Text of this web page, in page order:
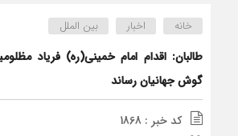
خانه اخبار بین الملل
طالبان: اقدام امام خمینی(ره) فریاد
گوش جهانیان رساند
کد خبر : 1868